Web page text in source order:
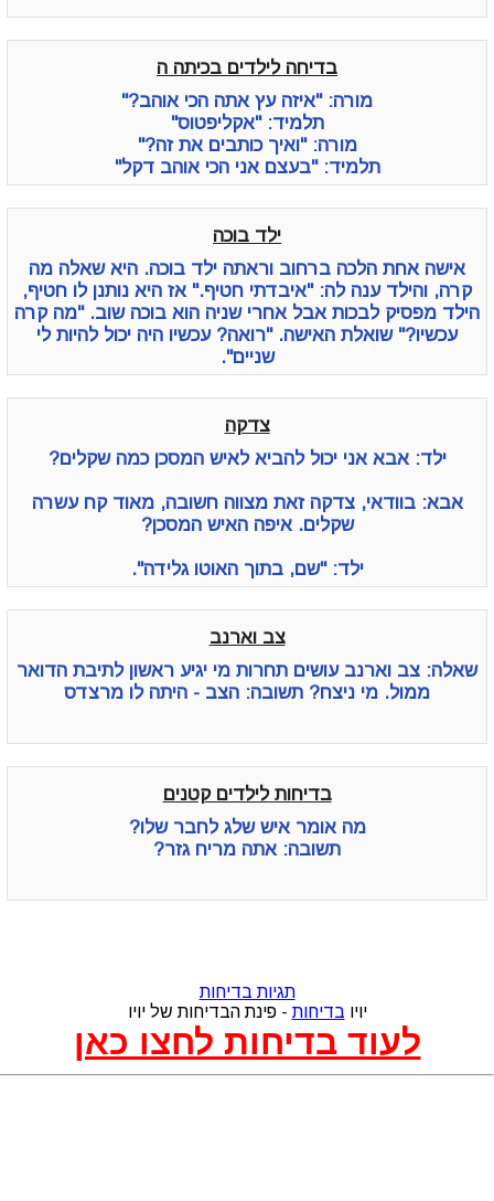
בדיחה לילדים בכיתה ה
מורה: "איזה עץ אתה הכי אוהב?"
תלמיד: "אקליפטוס"
מורה: "ואיך כותבים את זה?"
תלמיד: "בעצם אני הכי אוהב דקל"
ילד בוכה
אישה אחת הלכה ברחוב וראתה ילד בוכה. היא שאלה מה
קרה, והילד ענה לה: "איבדתי חטיף." אז היא נותנן לו חטיף,
הילד מפסיק לבכות אבל אחרי שניה הוא בוכה שוב. "מה קרה
עכשיו?" שואלת האישה. "רואה? עכשיו היה יכול להיות לי
שניים".
צדקה
ילד: אבא אני יכול להביא לאיש המסכן כמה שקלים?
אבא: בוודאי, צדקה זאת מצווה חשובה, מאוד קח עשרה
שקלים. איפה האיש המסכן?
ילד: "שם, בתוך האוטו גלידה".
צב וארנב
שאלה: צב וארנב עושים תחרות מי יגיע ראשון לתיבת הדואר
ממול. מי ניצח? תשובה: הצב - היתה לו מרצדס
בדיחות לילדים קטנים
מה אומר איש שלג לחבר שלו?
תשובה: אתה מריח גזר?
תגיות בדיחות
יויו בדיחות- פינת הבדיחות של יויו
לעוד בדיחות לחצו כאן